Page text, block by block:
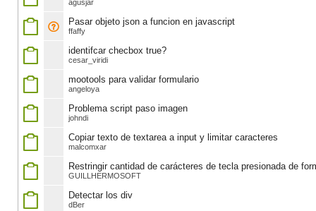
agusjar
Pasar objeto json a funcion en javascript
ffaffy
identifcar checbox true?
cesar_viridi
mootools para validar formulario
angeloya
Problema script paso imagen
johndi
Copiar texto de textarea a input y limitar caracteres
malcomxar
Restringir cantidad de carácteres de tecla presionada de
GUILLHERMOSOFT
Detectar los div
dBer